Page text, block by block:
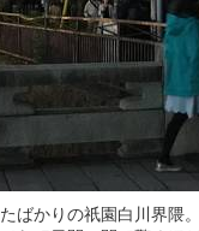
ばかりの祇園白川界隈。